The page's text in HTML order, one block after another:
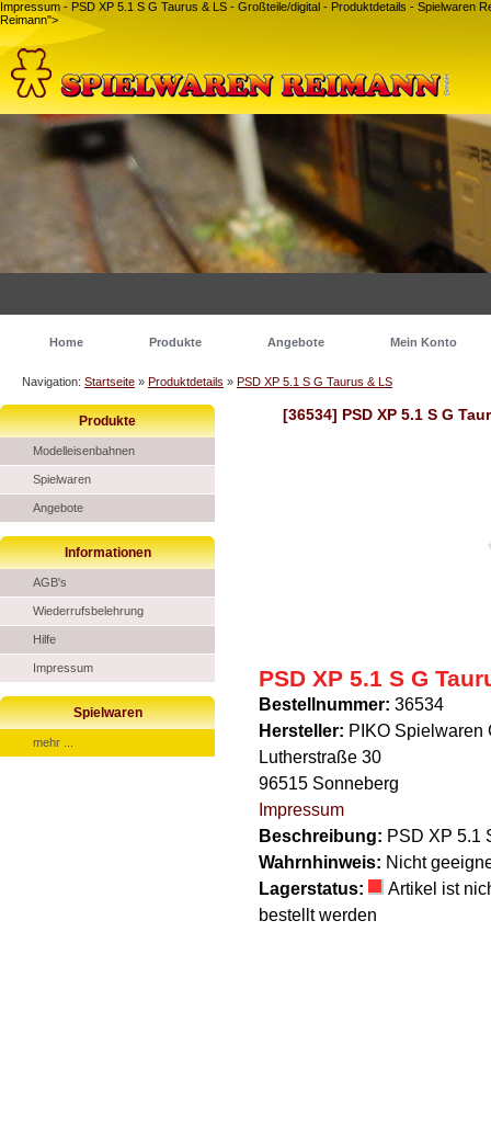
Impressum - PSD XP 5.1 S G Taurus & LS - Großteile/digital - Produktdetails - Spielwaren
Reimann">
Home Produkte Angebote Mein Konto
Navigation: Startseite » Produktdetails » PSD XP 5.1 S G Taurus & LS
Produkte
Modelleisenbahnen
Spielwaren
Angebote
Informationen
AGB's
Wiederrufsbelehrung
Hilfe
Impressum
Spielwaren
mehr ...
[36534] PSD XP 5.1 S G
PSD XP 5.1 S G
Bestellnummer: 36534
Hersteller: PIKO Spielwaren
Lutherstraße 30
96515 Sonneberg
Impressum
Beschreibung: PSD XP 5.1
Wahrnhinweis: Nicht
Lagerstatus:
Artikel ist
bestellt werden